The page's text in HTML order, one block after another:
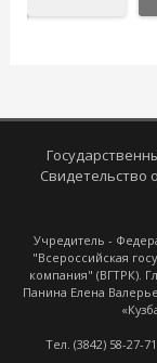
Свидетельство
Учредитель -
"Всероссийская
компания" (ВГТРК).
Панина Елена
Тел. (3842) 58-27-